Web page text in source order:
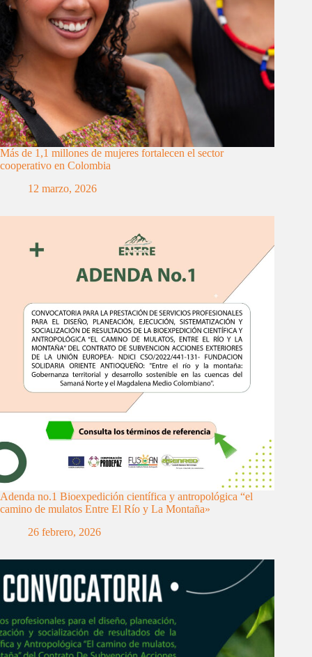
Más de 1,1 millones de mujeres fortalecen el sector
cooperativo en Colombia
12 marzo, 2026
Adenda no.1 Bioexpedición científica y antropológica “el
camino de mulatos Entre El Río y La Montaña»
26 febrero, 2026